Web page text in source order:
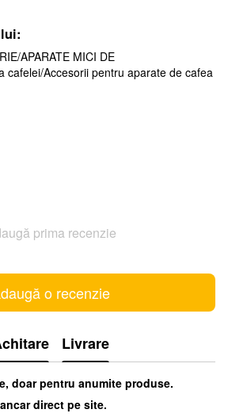
APARATE MICI DE
cafelei/Accesorii pentru aparate de cafea
prima recenzie
o recenzie
Livrare
doar pentru anumite produse.
direct pe site.